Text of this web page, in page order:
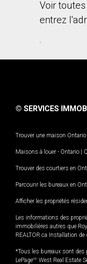
Voir
entrez
.
© SERVICES
Trouver une maison Ontario
Maisons à louer - Ontario |
Trouver des courtiers en
Parcourir les bureaux en
Afficher les propriétés
Les informations des
immobilières autres que
REALTOR.ca Installation
*Tous les bureaux sont des
LePageMD West Real Estate